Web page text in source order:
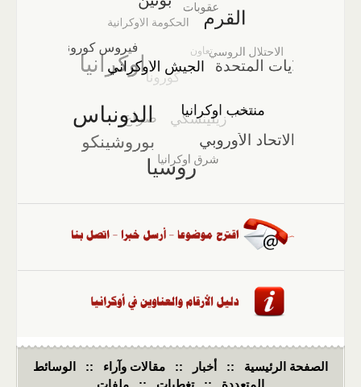
الصفحة الرئيسية :: أخبار :: مقالات وآراء ::
الوسائط
المتعددة
:: تغطيات :: ملفات